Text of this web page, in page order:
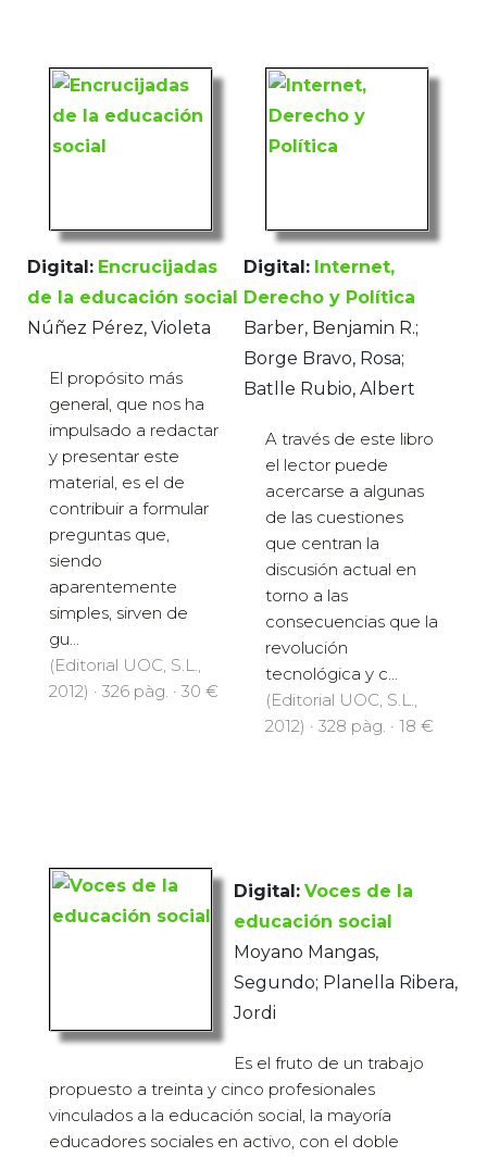
Digital: Encrucijadas
de la educación social
Núñez Pérez, Violeta
El propósito más
general, que nos ha
impulsado a redactar
y presentar este
material, es el de
contribuir a formular
preguntas que,
siendo
aparentemente
simples, sirven de
gu...
(Editorial UOC, S.L.,
2012) · 326 pàg. · 30 €
Digital: Internet,
Derecho y Política
Barber, Benjamin R.;
Borge Bravo, Rosa;
Batlle Rubio, Albert
A través de este libro
el lector puede
acercarse a algunas
de las cuestiones
que centran la
discusión actual en
torno a las
consecuencias que la
revolución
tecnológica y c...
(Editorial UOC, S.L.,
2012) · 328 pàg. · 18 €
Digital: Voces de la
educación social
Moyano Mangas,
Segundo; Planella Ribera,
Jordi
Es el fruto de un trabajo
propuesto a treinta y cinco profesionales
vinculados a la educación social, la mayoría
educadores sociales en activo, con el doble